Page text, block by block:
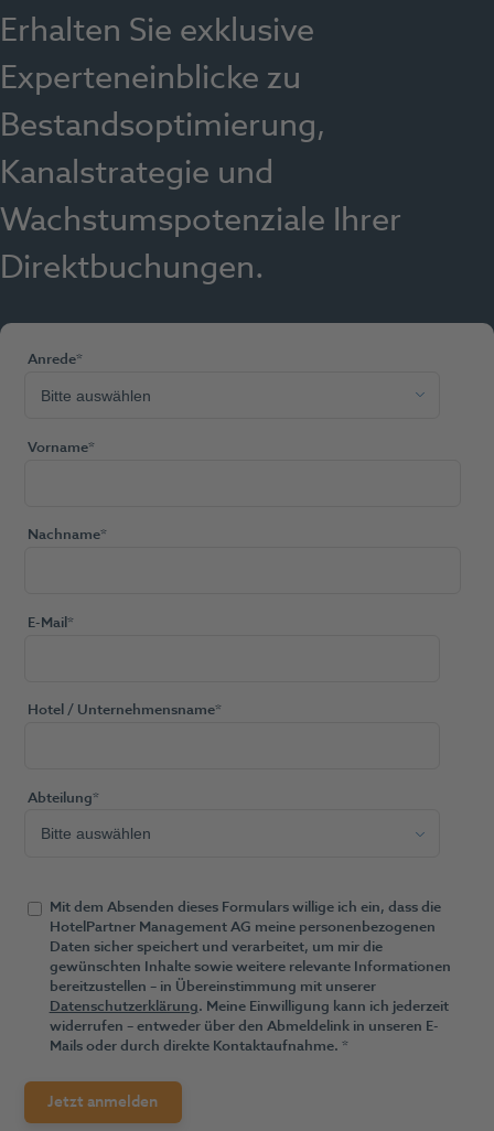
Erhalten Sie exklusive
Experteneinblicke zu
Bestandsoptimierung,
Kanalstrategie und
Wachstumspotenziale Ihrer
Direktbuchungen.
Anrede*
Vorname*
Nachname*
E-Mail*
Hotel / Unternehmensname*
Abteilung*
Mit dem Absenden dieses Formulars willige ich ein, dass die
HotelPartner Management AG meine personenbezogenen
Daten sicher speichert und verarbeitet, um mir die
gewünschten Inhalte sowie weitere relevante Informationen
bereitzustellen – in Übereinstimmung mit unserer
Datenschutzerklärung. Meine Einwilligung kann ich jederzeit
widerrufen – entweder über den Abmeldelink in unseren E-
Mails oder durch direkte Kontaktaufnahme. *